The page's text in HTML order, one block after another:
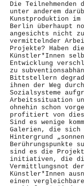
Die Teilnehmenden
unter anderem
Kunstproduktion im
Berlin überhaupt
angesichts nicht zu
vermittelnder
Projekte? Haben die
Künstler*Innen
Entwicklung
zu
Bittstellern
ihnen der Weg
Sozialsysteme
Arbeitssituation
ohnehin schon
profitiert von
Sind es wenige
Galerien, die sich
Hintergrund
Berührungspunkte
sind es die
initiativen, die
Vermittlungsnot der
Künstler*Innen
einen